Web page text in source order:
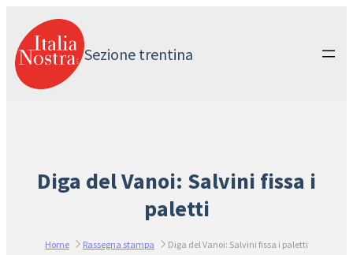
contenuto
Sezione trentina
Diga del Vanoi: Salvini fissa i
paletti
Home Rassegna stampa Diga del Vanoi: Salvini fissa i paletti